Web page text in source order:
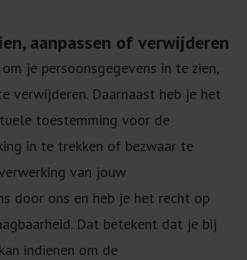
aanpassen of verwijderen
je persoonsgegevens in te zien,
verwijderen. Daarnaast heb je het
toestemming voor de
in te trekken of bezwaar te
van jouw
door ons en heb je het recht op
Dat betekent dat je bij
indienen om de